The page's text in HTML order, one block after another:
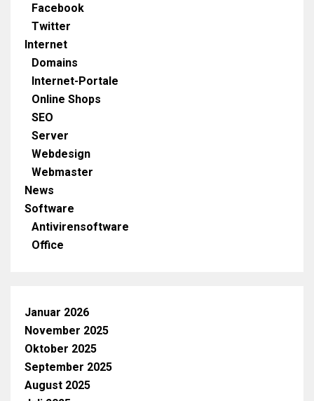
Facebook
Twitter
Internet
Domains
Internet-Portale
Online Shops
SEO
Server
Webdesign
Webmaster
News
Software
Antivirensoftware
Office
Januar 2026
November 2025
Oktober 2025
September 2025
August 2025